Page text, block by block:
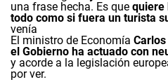
una frase hecha. Es que quiere
todo como si fuera un turista
venía
El ministro de Economía
el Gobierno ha actuado con
y acorde a la legislación
por ver.